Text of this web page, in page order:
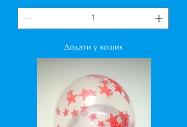
Додати у кошик